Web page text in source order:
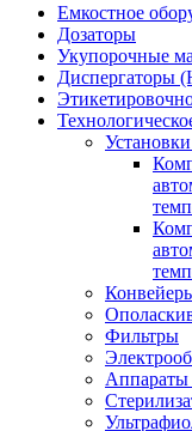
Емкостное
Дозаторы
Укупорочные
Диспергаторы
Фильтры
Аппараты